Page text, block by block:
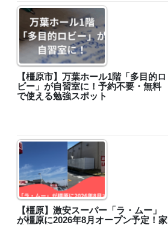
【橿原市】万葉ホール1階「多目的ロ
ビー」が自習室に！予約不要・無料
で使える勉強スポット
【橿原】激安スーパー「ラ・ムー」
が橿原に2026年8月オープン予定！家